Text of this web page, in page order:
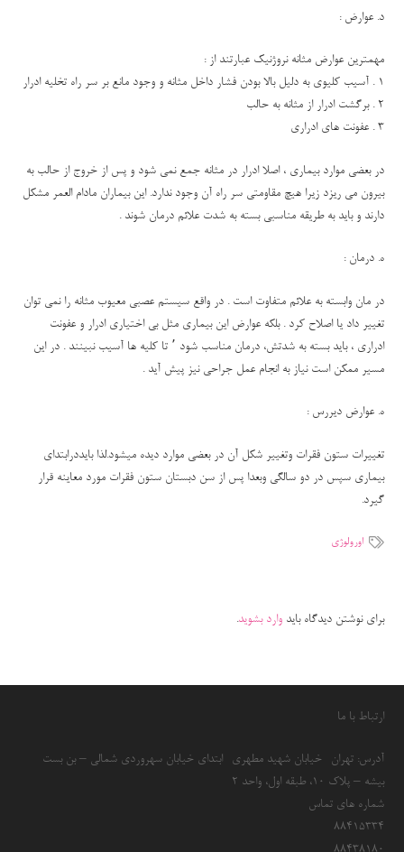
د. عوارض :
مهمترین عوارض مثانه نروژنیک عبارتند از :
1 . آسیب کلیوی به دلیل بالا بودن فشار داخل مثانه و وجود مانع بر سر راه تخلیه ادرار
2 . برگشت ادرار از مثانه به حالب
3 . عفونت های ادراری
در بعضی موارد بیماری ، اصلا ادرار در مثانه جمع نمی شود و پس از خروج از حالب به
بیرون می ریزد زیرا هیچ مقاومتی سر راه آن وجود ندارد. این بیماران مادام العمر مشکل
دارند و باید به طریقه مناسبی بسته به شدت علائم درمان شوند .
ه. درمان :
در مان وابسته به علائم متفاوت است . در واقع سیستم عصبی معیوب مثانه را نمی توان
تغییر داد یا اصلاح کرد . بلکه عوارض این بیماری مثل بی اختیاری ادرار و عفونت
ادراری ، باید بسته به شدتش، درمان مناسب شود ٬ تا کلیه ها آسیب نبینند . در این
مسیر ممکن است نیاز به انجام عمل جراحی نیز پیش آید .
ه. عوارض دیررس :
تغییرات ستون فقرات وتغییر شکل آن در بعضی موارد دیده میشود.لذا بایددرابتدای
بیماری سپس در دو سالگی وبعدا پس از سن دبستان ستون فقرات مورد معاینه قرار
گیرد.
اورولوژی
برای نوشتن دیدگاه بایدوارد بشوید.
ارتباط با ما
آدرس: تهران- خیابان شهید مطهری- ابتدای خیابان سهروردی شمالی – بن بست
بیشه – پلاک 10، طبقه اول، واحد 2
شماره های تماس
۸۸۴۱۵۳۳۴